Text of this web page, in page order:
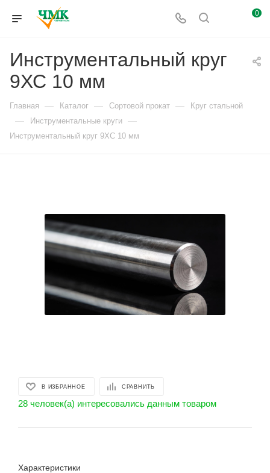
0
Инструментальный круг
9ХС 10 мм
Главная — Каталог — Сортовой прокат — Круг стальной
— Инструментальные круги —
Инструментальный круг 9ХС 10 мм
В ИЗБРАННОЕ СРАВНИТЬ
28 человек(а) интересовались данным товаром
Характеристики